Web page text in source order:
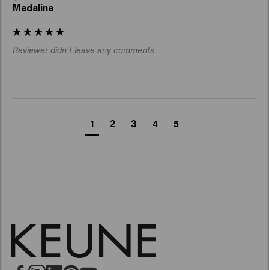
Madalina
Reviewer didn't leave any comments
1 2 3 4 5